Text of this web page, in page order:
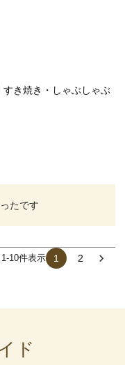
すき焼き・しゃぶしゃぶ
たです
1-10件表示 1 2
ド